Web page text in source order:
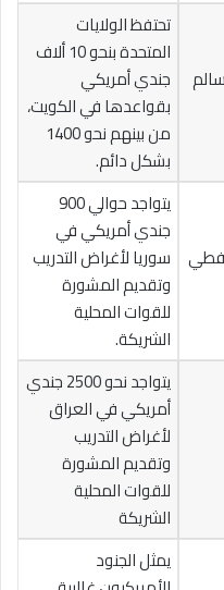
تحتفظ الولايات
المتحدة بنحو 10 ألاف
جندي أمريكي
بقواعدها في الكويت،
من بينهم نحو 1400
بشكل دائم.
يتواجد حوالي 900
جندي أمريكي في
سوريا لأغراض التدريب
وتقديم المشورة
للقوات المحلية
الشريكة.
يتواجد نحو 2500 جندي
أمريكي في العراق
لأغراض التدريب
وتقديم المشورة
للقوات المحلية
الشريكة
يمثل الجنود